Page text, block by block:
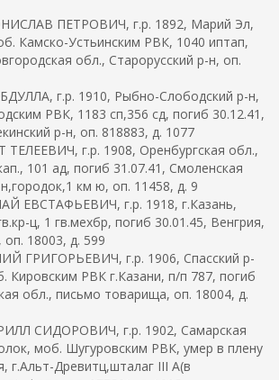
ПЕТРОВИЧ, г.р. 1892, Марий Эл,
Камско-Устьинским РВК, 1040 иптап,
обл., Старорусский р-н, оп.
г.р. 1910, Рыбно-Слободский р-н,
РВК, 1183 сп,356 сд, погиб 30.12.41,
р-н, оп. 818883, д. 1077
г.р. 1908, Оренбургская обл.,
101 ад, погиб 31.07.41, Смоленская
км ю, оп. 11458, д. 9
ЕВСТАФЬЕВИЧ, г.р. 1918, г.Казань,
ц, 1 гв.мехбр, погиб 30.01.45, Венгрия,
18003, д. 599
ГРИГОРЬЕВИЧ, г.р. 1906, Спасский р-
Кировским РВК г.Казани, п/п 787, погиб
обл., письмо товарища, оп. 18004, д.
СИДОРОВИЧ, г.р. 1902, Самарская
моб. Шугуровским РВК, умер в плену
г.Альт-Древитц,шталаг III A(в